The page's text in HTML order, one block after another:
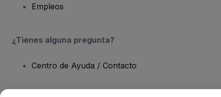
Empleos
¿Tienes alguna pregunta?
Centro de Ayuda / Contacto